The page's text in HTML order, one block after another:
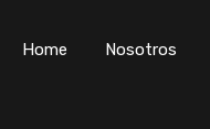
Home Nosotros
Home Nosotros